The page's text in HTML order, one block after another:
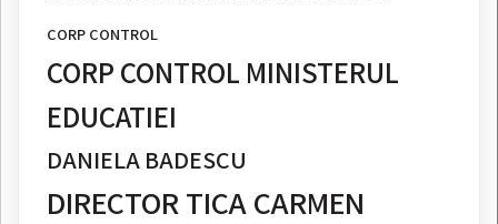
CORP CONTROL
CORP CONTROL MINISTERUL
EDUCATIEI
DANIELA BADESCU
DIRECTOR TICA CARMEN